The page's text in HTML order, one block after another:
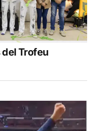
del Trofeu